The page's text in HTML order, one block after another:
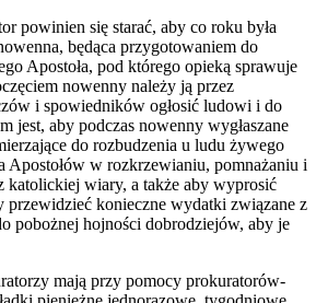
powinien się starać, aby co roku była
będąca przygotowaniem do
Apostoła, pod którego opieką sprawuje
nowenny należy ją przez
i spowiedników ogłosić ludowi i do
jest, aby podczas nowenny wygłaszane
do rozbudzenia u ludu żywego
Apostołów w rozkrzewianiu, pomnażaniu i
katolickiej wiary, a także aby wyprosić
przewidzieć konieczne wydatki związane z
pobożnej hojności dobrodziejów, aby je
mają przy pomocy prokuratorów-